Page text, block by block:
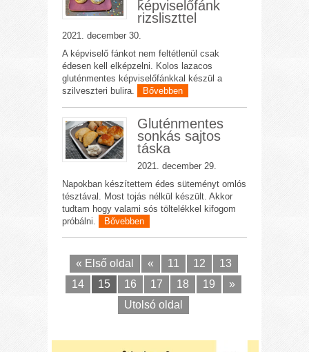
képviselőfánk
rizsliszttel
2021. december 30.
A képviselő fánkot nem feltétlenül csak
édesen kell elképzelni. Kolos lazacos
gluténmentes képviselőfánkkal készül a
szilveszteri bulira.
Bővebben
Gluténmentes
sonkás sajtos
táska
2021. december 29.
Napokban készítettem édes süteményt omlós
tésztával. Most tojás nélkül készült. Akkor
tudtam hogy valami sós töltelékkel kifogom
próbálni.
Bővebben
« Első oldal « 11 12
13
14
15 16 17 18 19
»
Utolsó oldal